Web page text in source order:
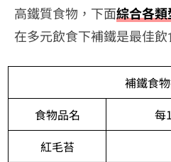
高鐵質食物，下面綜合各
在多元飲食下補鐵是最佳飲
補鐵食
食物品名
每
紅毛苔